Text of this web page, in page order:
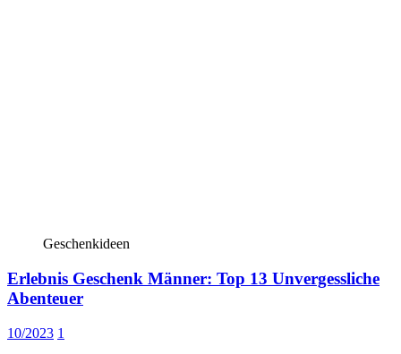
Geschenkideen
Erlebnis Geschenk Männer: Top 13 Unvergessliche
Abenteuer
10/2023 1